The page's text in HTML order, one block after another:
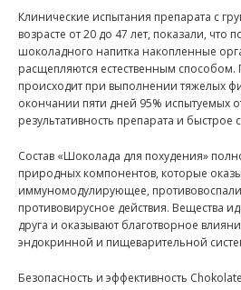
Клинические испытания препарата с
возрасте от 20 до 47 лет, показали, что
шоколадного напитка накопленные
расщепляются естественным способом.
происходит при выполнении тяжелых
окончании пяти дней 95% испытуемых
результативность препарата и быстрое
Состав «Шоколада для похудения»
природных компонентов, которые
иммуномодулирующее,
противовирусное действия. Вещества
друга и оказывают благотворное
эндокринной и пищеварительной
Безопасность и эффективность